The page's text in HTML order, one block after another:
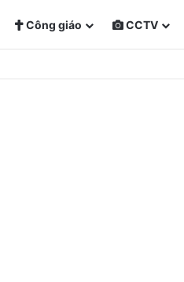
Công giáo CCTV